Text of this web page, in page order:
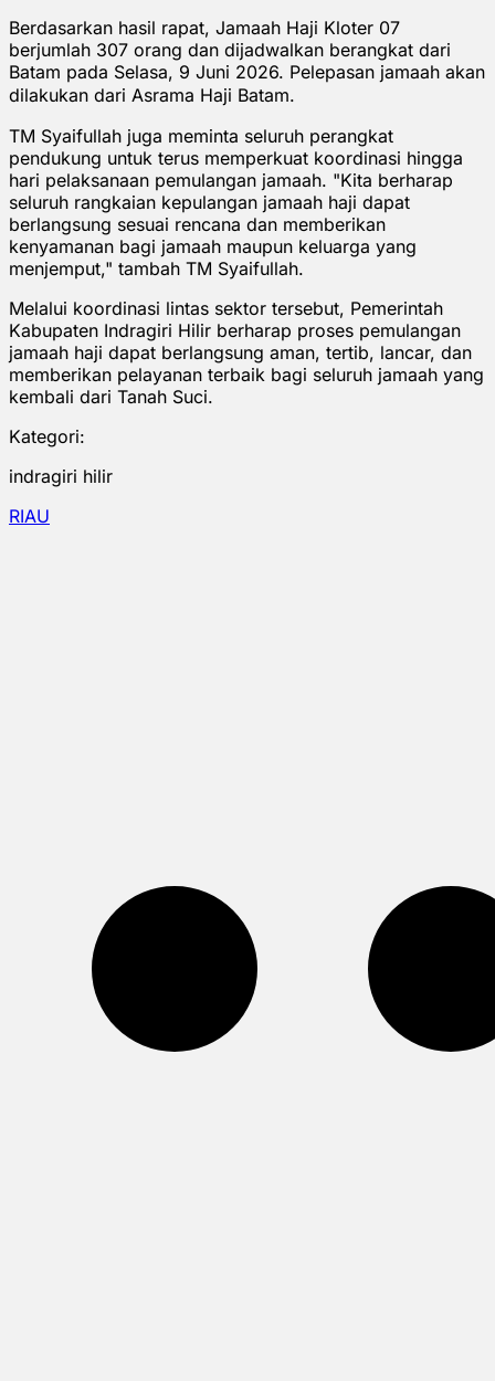
Berdasarkan hasil rapat, Jamaah Haji Kloter 07
berjumlah 307 orang dan dijadwalkan berangkat dari
Batam pada Selasa, 9 Juni 2026. Pelepasan jamaah akan
dilakukan dari Asrama Haji Batam.
TM Syaifullah juga meminta seluruh perangkat
pendukung untuk terus memperkuat koordinasi hingga
hari pelaksanaan pemulangan jamaah. "Kita berharap
seluruh rangkaian kepulangan jamaah haji dapat
berlangsung sesuai rencana dan memberikan
kenyamanan bagi jamaah maupun keluarga yang
menjemput," tambah TM Syaifullah.
Melalui koordinasi lintas sektor tersebut, Pemerintah
Kabupaten Indragiri Hilir berharap proses pemulangan
jamaah haji dapat berlangsung aman, tertib, lancar, dan
memberikan pelayanan terbaik bagi seluruh jamaah yang
kembali dari Tanah Suci.
Kategori:
indragiri hilir
RIAU